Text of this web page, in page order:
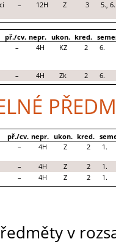
– 12H Z 3 5., 6.
př./cv. nepr. ukon. kred.
– 4H KZ 2 6.
– 4H Zk 2 6.
př./cv. nepr. ukon. kred.
– 4H Z 2 1.
– 4H Z 2
1.
– 4H Z 2 1.
v